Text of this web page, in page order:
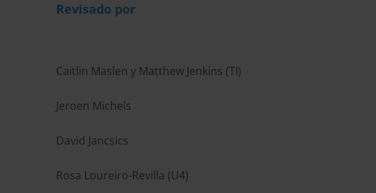
Revisado por
Caitlin Maslen y Matthew Jenkins (TI)
Jeroen Michels
David Jancsics
Rosa Loureiro-Revilla (U4)